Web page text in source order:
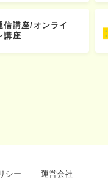
信講座/オンライ
講座
シー 運営会社